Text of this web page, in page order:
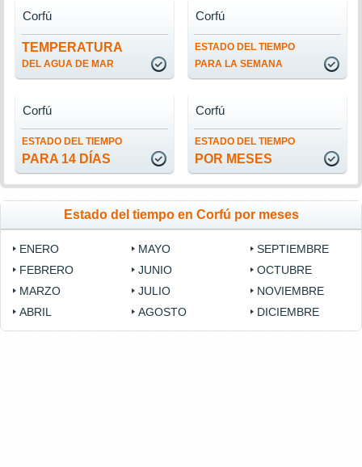
TEMPERATURA
DEL AGUA DE MAR
Corfú
ESTADO DEL TIEMPO
PARA LA SEMANA
Corfú
ESTADO DEL TIEMPO
PARA 14 DÍAS
Corfú
ESTADO DEL TIEMPO
POR MESES
Corfú
Estado del tiempo en Corfú por meses
ENERO
FEBRERO
MARZO
ABRIL
MAYO
JUNIO
JULIO
AGOSTO
SEPTIEMBRE
OCTUBRE
NOVIEMBRE
DICIEMBRE